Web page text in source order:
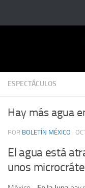
ESPECTÁCULOS
Hay más agua
POR BOLETÍN MÉXICO ·
El agua está
unos